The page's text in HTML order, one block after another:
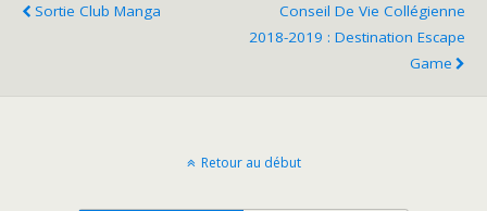
Sortie Club Manga
Conseil De Vie Collégienne
2018-2019 : Destination Escape
Game
Retour au début